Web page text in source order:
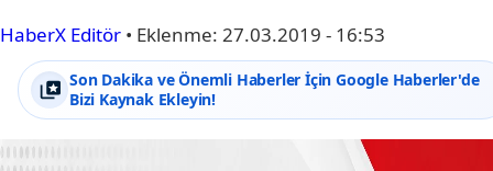
HaberX Editör • Eklenme: 27.03.2019 - 16:53
Son Dakika ve Önemli Haberler İçin Google Haberler'de
Bizi Kaynak Ekleyin!